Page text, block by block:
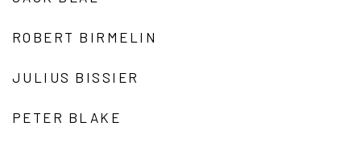
ROBERT BIRMELIN
JULIUS BISSIER
PETER BLAKE